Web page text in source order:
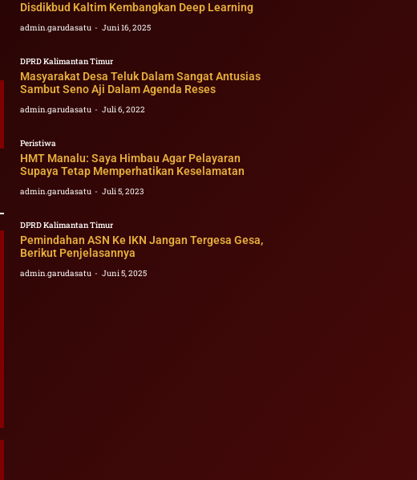
Disdikbud Kaltim Kembangkan Deep Learning
admin.garudasatu Juni 16, 2025
DPRD Kalimantan Timur
Masyarakat Desa Teluk Dalam Sangat Antusias
Sambut Seno Aji Dalam Agenda Reses
admin.garudasatu Juli 6, 2022
Peristiwa
HMT Manalu: Saya Himbau Agar Pelayaran
Supaya Tetap Memperhatikan Keselamatan
admin.garudasatu Juli 5, 2023
DPRD Kalimantan Timur
Pemindahan ASN Ke IKN Jangan Tergesa Gesa,
Berikut Penjelasannya
admin.garudasatu Juni 5, 2025